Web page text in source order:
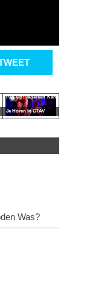
Pas Op! Iedereen Kan
Je Horen In GTAV
Was?